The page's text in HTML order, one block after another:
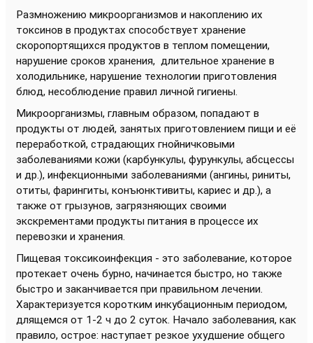
Размножению микроорганизмов и накоплению их
токсинов в продуктах способствует хранение
скоропортящихся продуктов в теплом помещении,
нарушение сроков хранения, длительное хранение в
холодильнике, нарушение технологии приготовления
блюд, несоблюдение правил личной гигиены.
Микроорганизмы, главным образом, попадают в
продукты от людей, занятых приготовлением пищи и её
переработкой, страдающих гнойничковыми
заболеваниями кожи (карбункулы, фурункулы, абсцессы
и др.), инфекционными заболеваниями (ангины, риниты,
отиты, фарингиты, конъюнктивиты, кариес и др.), а
также от грызунов, загрязняющих своими
экскрементами продукты питания в процессе их
перевозки и хранения.
Пищевая токсикоинфекция - это заболевание, которое
протекает очень бурно, начинается быстро, но также
быстро и заканчивается при правильном лечении.
Характеризуется коротким инкубационным периодом,
длящемся от 1-2 ч до 2 суток. Начало заболевания, как
правило, острое: наступает резкое ухудшение общего